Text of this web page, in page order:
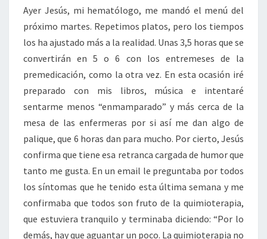
Ayer Jesús, mi hematólogo, me mandó el menú del
próximo martes. Repetimos platos, pero los tiempos
los ha ajustado más a la realidad. Unas 3,5 horas que se
convertirán en 5 o 6 con los entremeses de la
premedicación, como la otra vez. En esta ocasión iré
preparado con mis libros, música e intentaré
sentarme menos “enmamparado” y más cerca de la
mesa de las enfermeras por si así me dan algo de
palique, que 6 horas dan para mucho. Por cierto, Jesús
confirma que tiene esa retranca cargada de humor que
tanto me gusta. En un email le preguntaba por todos
los síntomas que he tenido esta última semana y me
confirmaba que todos son fruto de la quimioterapia,
que estuviera tranquilo y terminaba diciendo: “Por lo
demás, hay que aguantar un poco. La quimioterapia no